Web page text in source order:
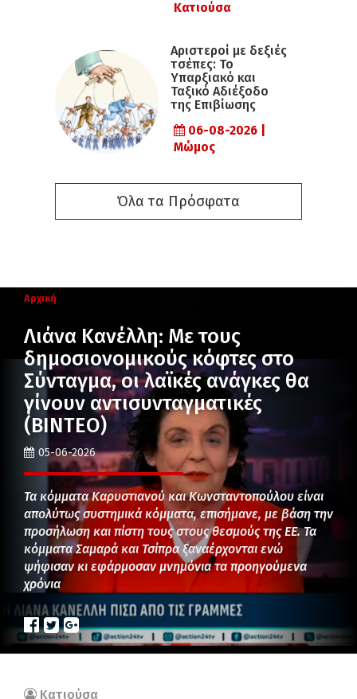
Κατιούσα
Αριστεροί με δεξιές
τσέπες: Το
Υπαρξιακό και
Ταξικό Αδιέξοδο
της Επιβίωσης
06-08-2026 |
Μώμος
Όλα τα Πρόσφατα
Αρχική
Λιάνα Κανέλλη: Με τους
δημοσιονομικούς κόφτες στο
Σύνταγμα, οι λαϊκές ανάγκες θα
γίνουν αντισυνταγματικές
(ΒΙΝΤΕΟ)
05-06-2026
Τα κόμματα Καρυστιανού και Κωνσταντοπούλου είναι
απολύτως συστημικά κόμματα, επισήμανε, με βάση την
προσήλωση και πίστη τους στους θεσμούς της ΕΕ. Τα
κόμματα Σαμαρά και Τσίπρα ξαναέρχονται ενώ
ψήφισαν κι εφάρμοσαν μνημόνια τα προηγούμενα
χρόνια
Κατιούσα